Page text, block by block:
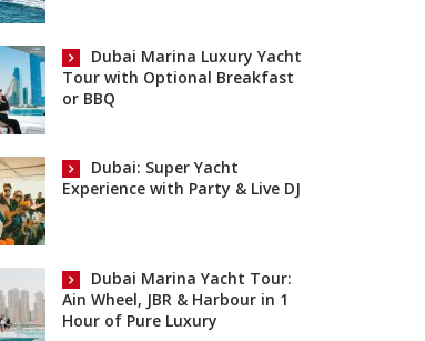
Dubai Marina Luxury Yacht
Tour with Optional Breakfast
or BBQ
Dubai: Super Yacht
Experience with Party & Live DJ
Dubai Marina Yacht Tour:
Ain Wheel, JBR & Harbour in 1
Hour of Pure Luxury